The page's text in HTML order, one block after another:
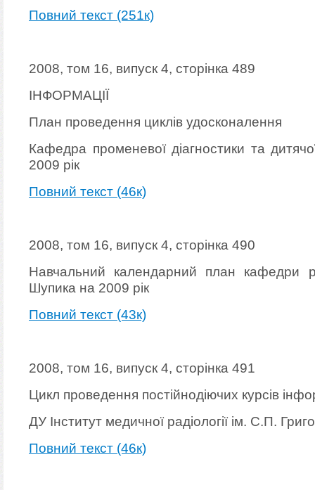
Повний текст (251к)
2008, том 16, випуск 4, сторінка 489
ІНФОРМАЦІЇ
План проведення циклів удосконалення
Кафедра променевої діагностики та
2009 рік
Повний текст (46к)
2008, том 16, випуск 4, сторінка 490
Навчальний календарний план кафедри
Шупика на 2009 рік
Повний текст (43к)
2008, том 16, випуск 4, сторінка 491
Цикл проведення постійнодіючих курсів
ДУ Інститут медичної радіології ім. С.П.
Повний текст (46к)